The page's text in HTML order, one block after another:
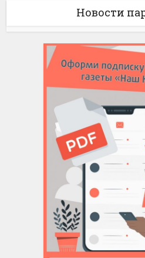
Новости